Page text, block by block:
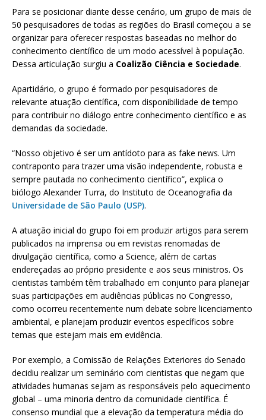
Para se posicionar diante desse cenário, um grupo de mais de
50 pesquisadores de todas as regiões do Brasil começou a se
organizar para oferecer respostas baseadas no melhor do
conhecimento científico de um modo acessível à população.
Dessa articulação surgiu a Coalizão Ciência e Sociedade.
Apartidário, o grupo é formado por pesquisadores de
relevante atuação científica, com disponibilidade de tempo
para contribuir no diálogo entre conhecimento científico e as
demandas da sociedade.
“Nosso objetivo é ser um antídoto para as fake news. Um
contraponto para trazer uma visão independente, robusta e
sempre pautada no conhecimento científico”, explica o
biólogo Alexander Turra, do Instituto de Oceanografia da
Universidade de São Paulo (USP).
A atuação inicial do grupo foi em produzir artigos para serem
publicados na imprensa ou em revistas renomadas de
divulgação científica, como a Science, além de cartas
endereçadas ao próprio presidente e aos seus ministros. Os
cientistas também têm trabalhado em conjunto para planejar
suas participações em audiências públicas no Congresso,
como ocorreu recentemente num debate sobre licenciamento
ambiental, e planejam produzir eventos específicos sobre
temas que estejam mais em evidência.
Por exemplo, a Comissão de Relações Exteriores do Senado
decidiu realizar um seminário com cientistas que negam que
atividades humanas sejam as responsáveis pelo aquecimento
global – uma minoria dentro da comunidade científica. É
consenso mundial que a elevação da temperatura média do